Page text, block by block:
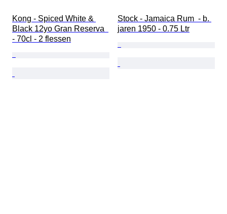
Kong - Spiced White &
Black 12yo Gran Reserva
- 70cl - 2 flessen
Stock - Jamaica Rum  - b.
jaren 1950 - 0.75 Ltr